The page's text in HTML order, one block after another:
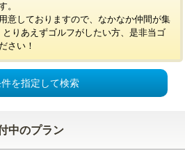
。
意しておりますので、なかなか仲間が集
りあえずゴルフがしたい方、是非当ゴ
さい！
を指定して検索
中のプラン